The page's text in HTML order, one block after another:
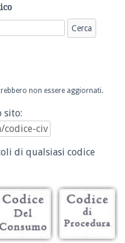
non essere aggiornati.
sito:
di qualsiasi codice